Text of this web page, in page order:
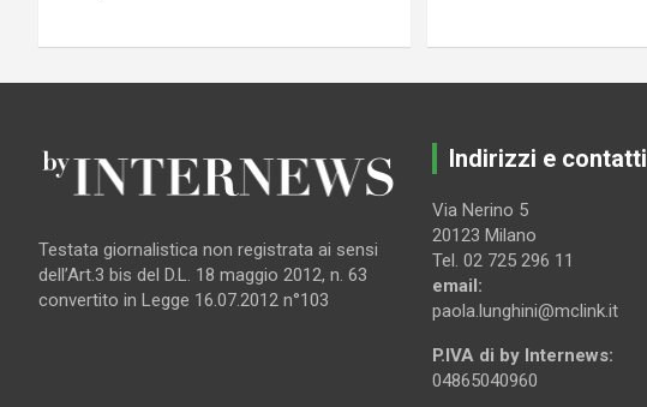
Testata giornalistica non registrata ai sensi
dell’Art.3 bis del D.L. 18 maggio 2012, n. 63
convertito in Legge 16.07.2012 n°103
Indirizzi e contatti
Via Nerino 5
20123 Milano
Tel. 02 725 296 11
email:
paola.lunghini@mclink.it
P.IVA di by Internews:
04865040960